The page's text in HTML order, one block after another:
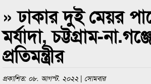
পুরস্কার বিতরণ সম্পন্ন
সিলেটে
» ঢাকার দুই মেয়র
মর্যাদা, চট্টগ্রাম-
প্রতিমন্ত্রীর
প্রকাশিত: ০৮. আগস্ট. ২০২২ | সোমবার